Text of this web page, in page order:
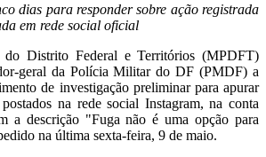
dias para responder sobre ação registrada
em rede social oficial
Distrito Federal e Territórios (MPDFT)
geral da Polícia Militar do DF (PMDF) a
de investigação preliminar para apurar
na rede social Instagram, na conta
a descrição "Fuga não é uma opção para
na última sexta-feira, 9 de maio.